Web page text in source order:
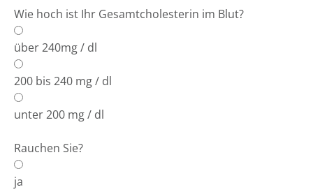
Wie hoch ist Ihr Gesamtcholesterin im Blut?
über 240mg / dl
200 bis 240 mg / dl
unter 200 mg / dl
Rauchen Sie?
ja